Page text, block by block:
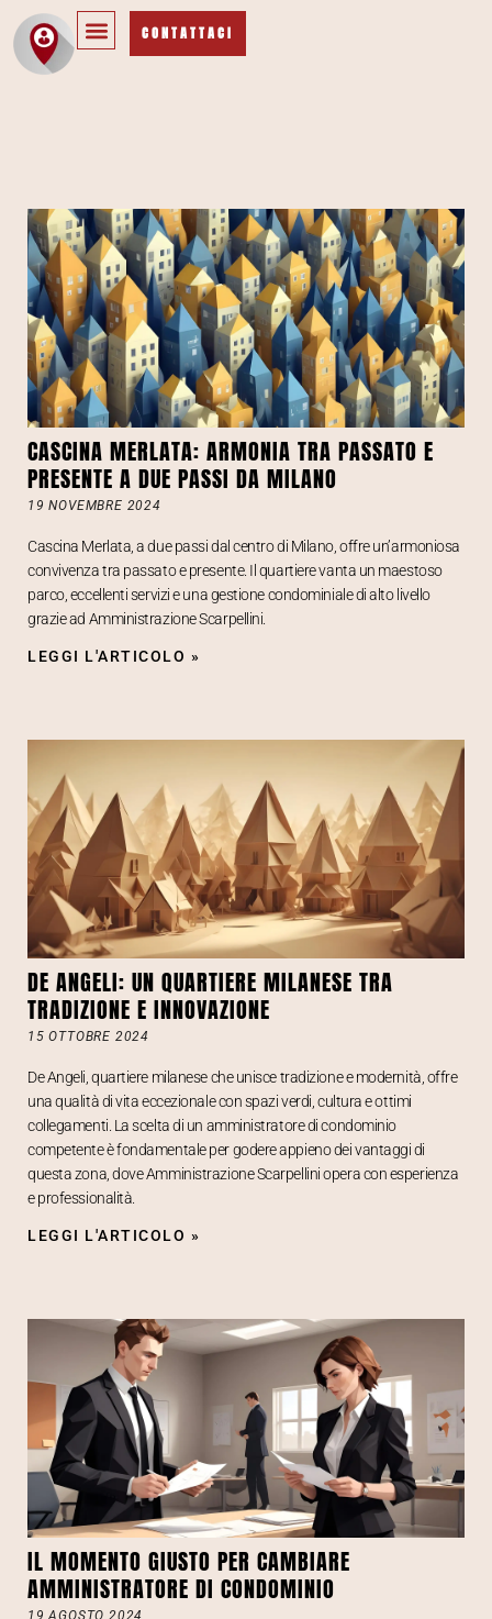
CONTATTACI
CASCINA MERLATA: ARMONIA TRA PASSATO E
PRESENTE A DUE PASSI DA MILANO
19 NOVEMBRE 2024
Cascina Merlata, a due passi dal centro di Milano, offre un’armoniosa
convivenza tra passato e presente. Il quartiere vanta un maestoso
parco, eccellenti servizi e una gestione condominiale di alto livello
grazie ad Amministrazione Scarpellini.
LEGGI L'ARTICOLO »
DE ANGELI: UN QUARTIERE MILANESE TRA
TRADIZIONE E INNOVAZIONE
15 OTTOBRE 2024
De Angeli, quartiere milanese che unisce tradizione e modernità, offre
una qualità di vita eccezionale con spazi verdi, cultura e ottimi
collegamenti. La scelta di un amministratore di condominio
competente è fondamentale per godere appieno dei vantaggi di
questa zona, dove Amministrazione Scarpellini opera con esperienza
e professionalità.
LEGGI L'ARTICOLO »
IL MOMENTO GIUSTO PER CAMBIARE
AMMINISTRATORE DI CONDOMINIO
19 AGOSTO 2024